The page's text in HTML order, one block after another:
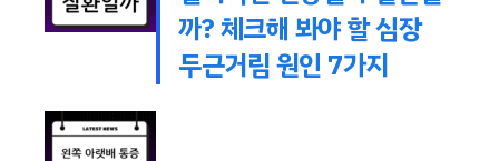
까? 체크해 봐야 할 심장
두근거림 원인 7가지